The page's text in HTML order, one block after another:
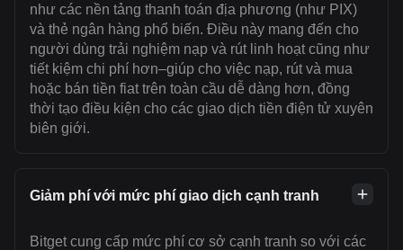
như các nền tảng thanh toán địa phương (như PIX)
và thẻ ngân hàng phổ biến. Điều này mang đến cho
người dùng trải nghiệm nạp và rút linh hoạt cũng như
tiết kiệm chi phí hơn–giúp cho việc nạp, rút và mua
hoặc bán tiền fiat trên toàn cầu dễ dàng hơn, đồng
thời tạo điều kiện cho các giao dịch tiền điện tử xuyên
biên giới.
Giảm phí với mức phí giao dịch cạnh tranh
Bitget cung cấp mức phí cơ sở cạnh tranh so với các